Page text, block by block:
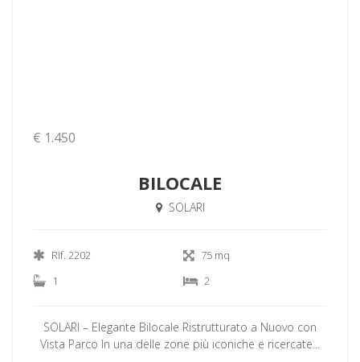
€ 1.450
BILOCALE
SOLARI
Rif. 2202
75 mq
1
2
SOLARI – Elegante Bilocale Ristrutturato a Nuovo con
Vista Parco In una delle zone più iconiche e ricercate...